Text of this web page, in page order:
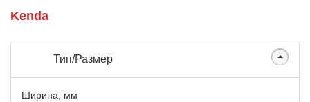
Kenda
Тип/Размер
Ширина, мм